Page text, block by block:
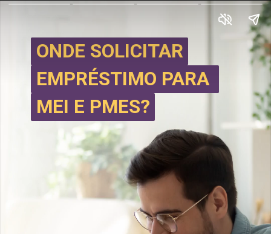
ONDE SOLICITAR
EMPRÉSTIMO PARA
MEI E PMES?
ONDE SOLICITAR
EMPRÉSTIMO PARA
MEI E PMES?